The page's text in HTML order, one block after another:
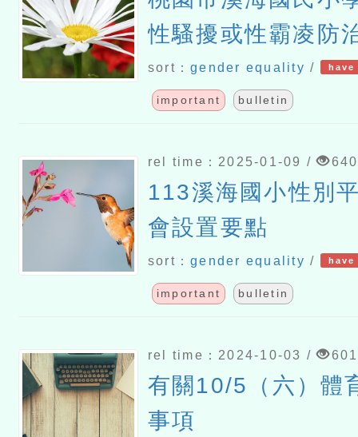
性騷擾或性霸凌防
sort：gender equality /
important bulletin
rel time：2025-01-09 / 640
113溪海國小性別
會設置要點
sort：gender equality /
important bulletin
rel time：2024-10-03 / 601
有關10/5（六）體
事項